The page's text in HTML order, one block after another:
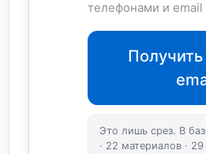
телефонами и email
Получить
Это лишь срез. В
· 22 материалов ·